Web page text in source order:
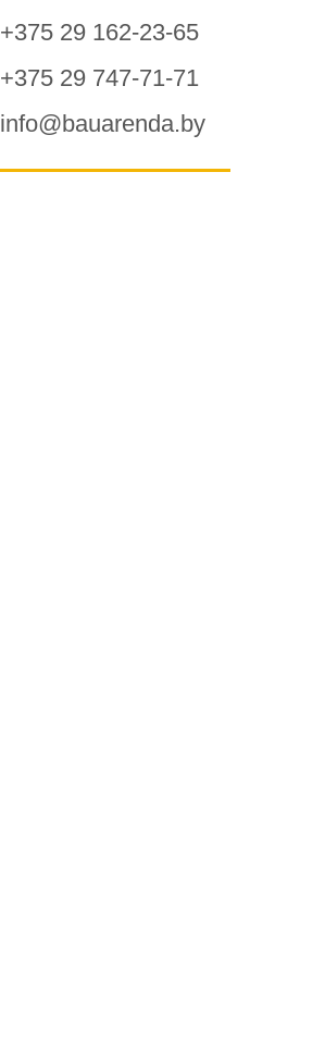
+375 29 162-23-65
+375 29 747-71-71
info@bauarenda.by